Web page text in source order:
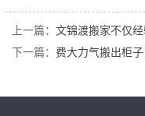
上一篇： 文锦渡搬家不仅
下一篇： 费大力气搬出柜